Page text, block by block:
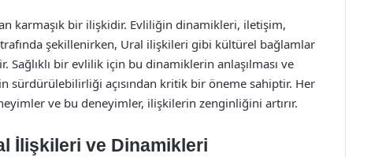
karmaşık bir ilişkidir. Evliliğin dinamikleri, iletişim,
şekillenirken, Ural ilişkileri gibi kültürel bağlamlar
bir evlilik için bu dinamiklerin anlaşılması ve
açısından kritik bir öneme sahiptir. Her
ve bu deneyimler, ilişkilerin zenginliğini artırır.
İlişkileri ve Dinamikleri